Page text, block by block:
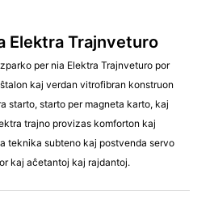
Elektra Trajnveturo
per nia Elektra Trajnveturo por
kaj verdan vitrofibran konstruon
starto, starto per magneta karto, kaj
trajno provizas komforton kaj
teknika subteno kaj postvenda servo
kaj aĉetantoj kaj rajdantoj.